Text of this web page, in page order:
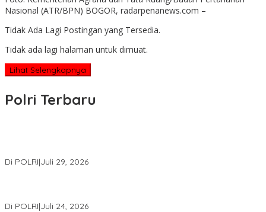
Nasional (ATR/BPN) BOGOR, radarpenanews.com –
Tidak Ada Lagi Postingan yang Tersedia.
Tidak ada lagi halaman untuk dimuat.
Lihat Selengkapnya
Polri Terbaru
Di POLRI|Juli 29, 2026
Di POLRI|Juli 24, 2026